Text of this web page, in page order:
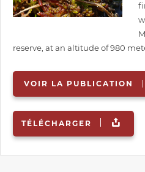
reserve, at an altitude of 980
VOIR LA PUBLICATION
TÉLÉCHARGER